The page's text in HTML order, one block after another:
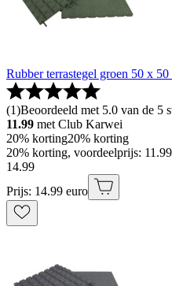
Rubber terrastegel groen 50 x
(1)Beoordeeld met 5.0 van de 5
11.99 met Club Karwei
20% korting20% korting
20% korting, voordeelprijs:
14.99
Prijs: 14.99 euro